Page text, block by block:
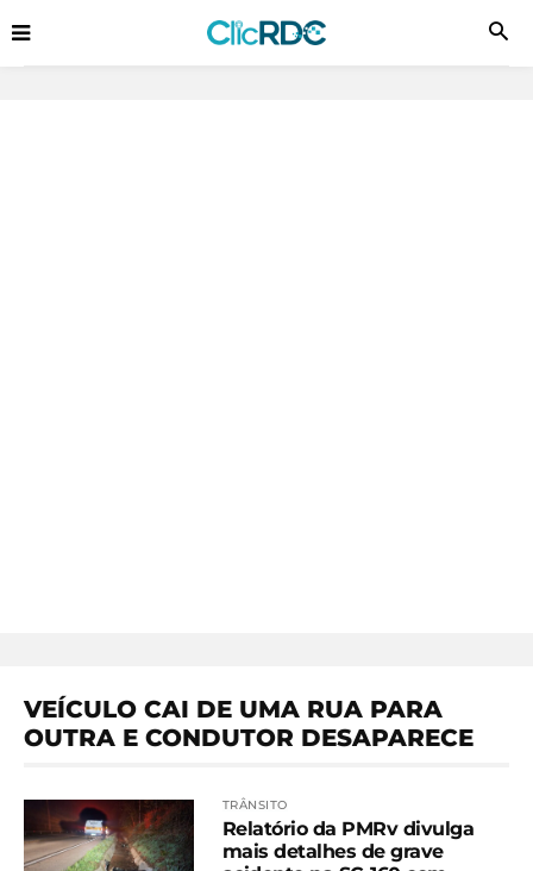
VEÍCULO CAI DE UMA RUA PARA
OUTRA E CONDUTOR DESAPARECE
TRÂNSITO
Relatório da PMRv divulga
mais detalhes de grave